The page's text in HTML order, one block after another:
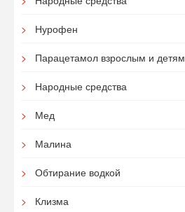
Нурофен
Парацетамол взрослым и детям
Народные средства
Мед
Малина
Обтирание водкой
Клизма